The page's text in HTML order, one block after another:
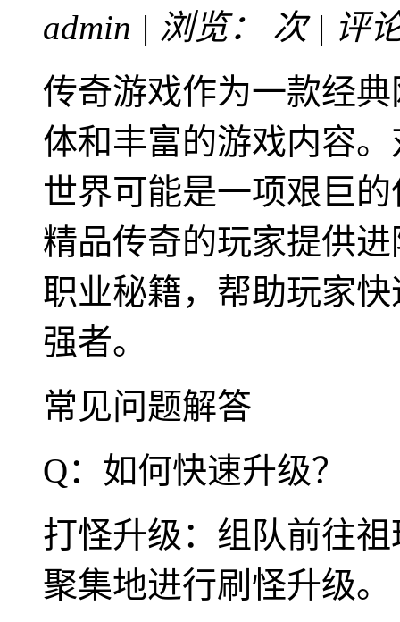
admin | 浏览：
次 | 评
传奇游戏作为一款经
体和丰富的游戏内容
世界可能是一项艰巨
精品传奇的玩家提供
职业秘籍，帮助玩家
强者。
常见问题解答
Q：如何快速升级？
打怪升级：组队前往
聚集地进行刷怪升级。